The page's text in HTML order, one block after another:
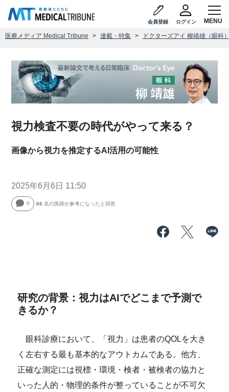
会員登録 ログイン
医療メディア Medical Tribune 連載・特集 ドクターズアイ 柳靖雄（眼科
視力検査不要の時代がやって来る？
画像から視力を推定するAI活用の可能性
2025年6月6日 11:50
0 66 名の医師が参考になったと回答
研究の背景：視力はAIでどこまで予測で
きるか？
眼科診療において、「視力」は患者のQOLを大き
く左右する最も基本的なアウトカムである。他方、
正確な測定には視標・環境・検者・被検者の協力と
いった人的・物理的条件が整っていることが不可欠